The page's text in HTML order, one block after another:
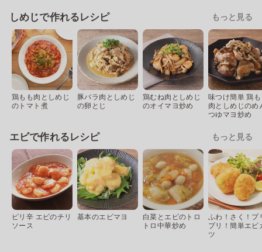
しめじで作れるレシピ もっと見る
鶏もも肉としめじ
のトマト煮
豚バラ肉としめじ
の卵とじ
鶏むね肉としめじ
のオイマヨ炒め
味つけ簡単 鶏
肉としめじのめ
つゆマヨ炒め
エビで作れるレシピ もっと見る
ピリ辛 エビのチリ
ソース
基本のエビマヨ
白菜とエビのトロ
トロ中華炒め
ふわ！さく！プ
プリ！簡単エビ
ツ